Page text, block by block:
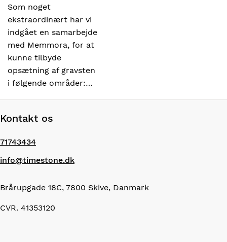
Som noget
ekstraordinært har vi
indgået en samarbejde
med Memmora, for at
kunne tilbyde
opsætning af gravsten
i følgende områder:…
Kontakt os
71743434
info@timestone.dk
Brårupgade 18C, 7800 Skive, Danmark
CVR. 41353120